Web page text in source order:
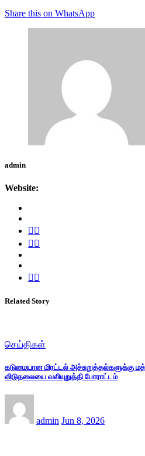
Share this on WhatsApp
admin
Website:
Related Story
செய்திகள்
கடுமையான மிரட்டல் அச்சுறுத்தல்களுக்கு
விடுதலையை வலியுறுத்தி போராட்டம்
admin Jun 8, 2026